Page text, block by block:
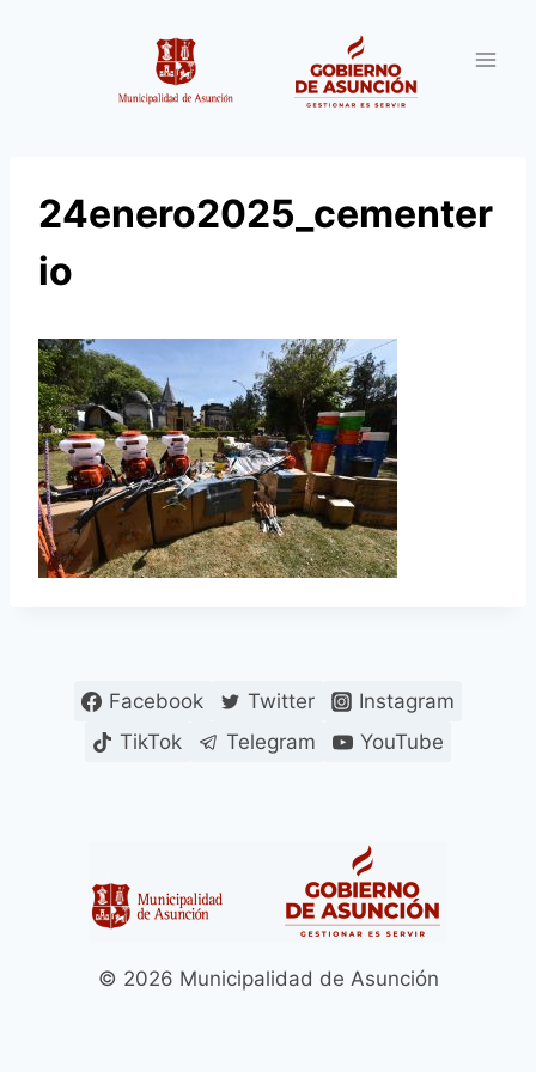
24enero2025_cementer
io
Facebook Twitter
Instagram
TikTok
Telegram YouTube
© 2026 Municipalidad de Asunción